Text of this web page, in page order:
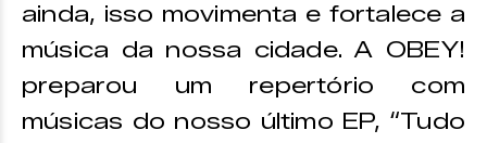
ainda, isso movimenta e fortalece a
música da nossa cidade. A OBEY!
preparou um repertório com
músicas do nosso último EP, “Tudo